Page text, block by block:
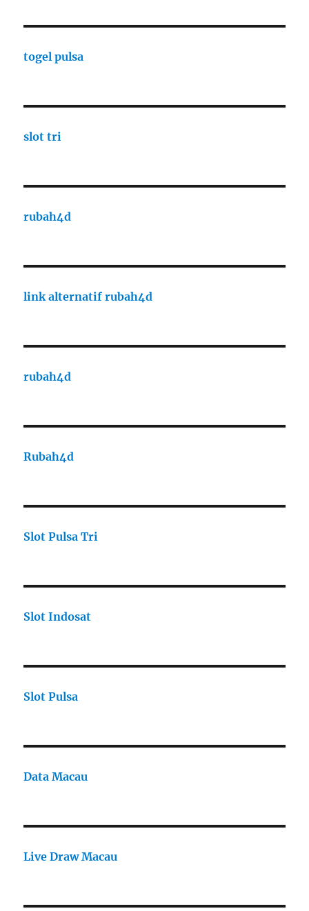
togel pulsa
slot tri
rubah4d
link alternatif rubah4d
rubah4d
Rubah4d
Slot Pulsa Tri
Slot Indosat
Slot Pulsa
Data Macau
Live Draw Macau